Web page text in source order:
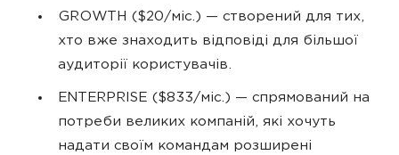
GROWTH ($20/міс.) — створений для тих,
хто вже знаходить відповіді для більшої
аудиторії користувачів.
ENTERPRISE ($833/міс.) — спрямований на
потреби великих компаній, які хочуть
надати своїм командам розширені